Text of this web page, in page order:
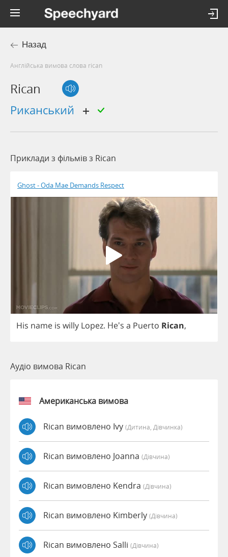
Назад
Англійська вимова слова rican
Rican
риканський
Приклади з фільмів з Rican
Ghost - Oda Mae Demands Respect
His name is willy Lopez. He's a Puerto Rican,
Аудіо вимова Rican
Американська вимова
Rican вимовлено Ivy (дитина, Дівчинка)
Rican вимовлено Joanna (дівчина)
Rican вимовлено Kendra (дівчина)
Rican вимовлено Kimberly (дівчина)
Rican вимовлено Salli (дівчина)